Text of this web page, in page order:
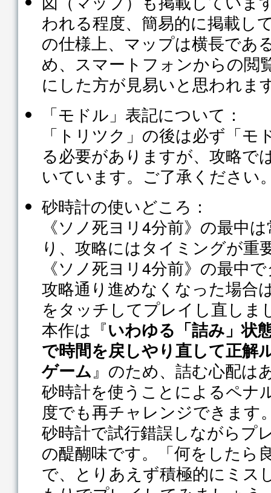
われる程度、簡易的に掲載し
の仕様上、マップは横長であ
め、スマートフォンからの閲
にした方が見易いと思われま
「モドル」表記について：
「トリツク」の後は必ず「モ
る必要がありますが、攻略で
いています。ご了承ください
砂時計の使いどころ：
《ソノ死ヨリ4分前》の最中
り、攻略にはタイミングが重
《ソノ死ヨリ4分前》の最中
攻略通り進めなくなった場合
をタッチしてプレイし直しま
本作は『いわゆる「詰み」状
で時間を戻しやり直して正解
ゲーム』のため、詰む心配は
砂時計を使うことによるペナ
度でも再チャレンジできます
砂時計で試行錯誤しながらプ
の醍醐味です。「何をしたら
で、とりあえず積極的にミス